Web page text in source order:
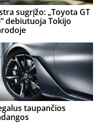
sugrįžo: „Toyota GT
debiutuoja Tokijo
taupančios